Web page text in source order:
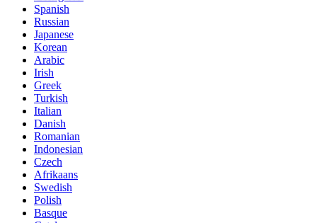
Spanish
Russian
Japanese
Korean
Arabic
Irish
Greek
Turkish
Italian
Danish
Romanian
Indonesian
Czech
Afrikaans
Swedish
Polish
Basque